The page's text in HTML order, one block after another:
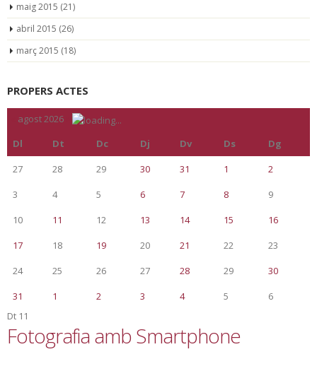
maig 2015 (21)
abril 2015 (26)
març 2015 (18)
PROPERS ACTES
agost 2026
Dl
Dt Dc Dj Dv Ds
Dg
27
28 29 30 31 1
2
3
4 5 6 7 8
9
10
11 12 13 14 15
16
17
18 19 20 21 22
23
24
25 26 27 28 29
30
31
1 2 3 4 5
6
Dt 11
Fotografia amb Smartphone